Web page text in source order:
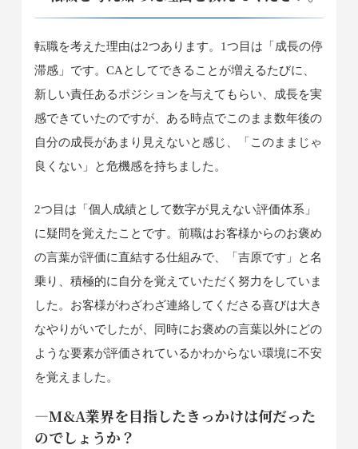
転職を考えた理由は2つあります。1つ目は「成長の停
滞感」です。CAとしてできることが増えるたびに、
新しい責任あるポジションを与えてもらい、成長を実
感できていたのですが、ある時点でこのまま数年後の
自分の成長があまり見えないと感じ、「このままじゃ
良くない」と危機感を持ちました。
2つ目は「個人成績として数字が見えない評価体系」
に疑問を覚えたことです。前職はお客様からのお褒め
の言葉が評価に直結する仕組みで、「吉原です」と名
乗り、積極的に自分を覚えていただく努力をしていま
した。お客様がわざわざ連絡してくださる喜びは大き
なやりがいでしたが、同時にお褒めの言葉以外にどの
ような要素が評価されているかわからない環境に不安
を覚えました。
―M&A業界を目指したきっかけは何だった
のでしょうか？